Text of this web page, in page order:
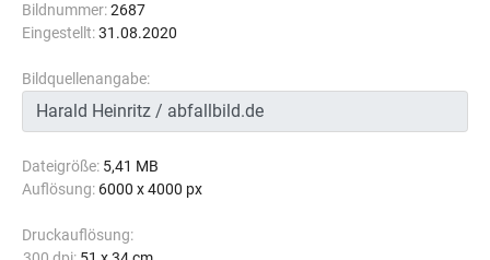
Bildnummer:2687
Eingestellt:31.08.2020
Bildquellenangabe:
Dateigröße: 5,41 MB
Auflösung: 6000 x 4000 px
Druckauflösung: